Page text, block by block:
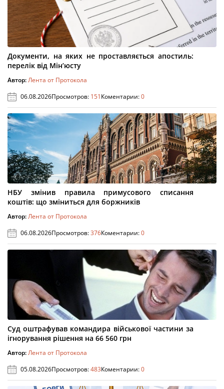
Документи, на яких не проставляється апостиль:
перелік від Мін’юсту
Автор:Лента от Протокола
06.08.2026Просмотров: 151Коментарии:0
НБУ змінив правила примусового списання
коштів: що зміниться для боржників
Автор:Лента от Протокола
06.08.2026Просмотров:376Коментарии:0
Суд оштрафував командира військової частини за
ігнорування рішення на 66 560 грн
Автор:Лента от Протокола
05.08.2026Просмотров:483Коментарии:0